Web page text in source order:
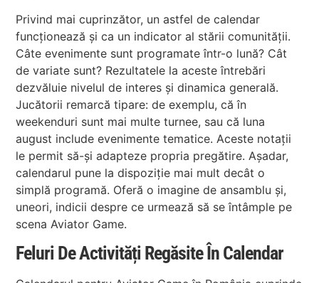
Privind mai cuprinzător, un astfel de calendar
funcționează și ca un indicator al stării comunității.
Câte evenimente sunt programate într-o lună? Cât
de variate sunt? Rezultatele la aceste întrebări
dezvăluie nivelul de interes și dinamica generală.
Jucătorii remarcă tipare: de exemplu, că în
weekenduri sunt mai multe turnee, sau că luna
august include evenimente tematice. Aceste notații
le permit să-și adapteze propria pregătire. Așadar,
calendarul pune la dispoziție mai mult decât o
simplă programă. Oferă o imagine de ansamblu și,
uneori, indicii despre ce urmează să se întâmple pe
scena Aviator Game.
Feluri De Activități Regăsite În Calendar